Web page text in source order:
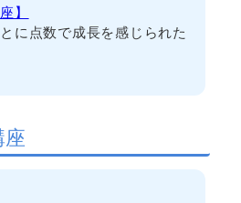
】
に点数で成長を感じられた